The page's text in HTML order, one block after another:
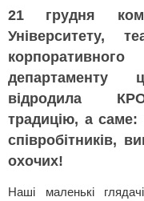
21 грудня
Університету,
корпоративного
департаменту
відродила
традицію, а саме:
співробітників,
охочих!
Наші маленькі